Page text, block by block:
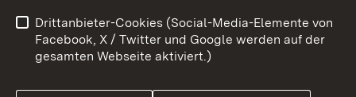
Barrierefreiheit
Datenschutz
Cookies
Drittanbieter-Cookies (Social-Media-Elemente von
Facebook, X / Twitter und Google werden auf der
gesamten Webseite aktiviert.)